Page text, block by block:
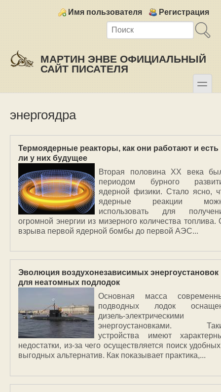
Login links
Имя пользователя Регистрация
МАРТИН ЭНВЕ ОФИЦИАЛЬНЫЙ
САЙТ ПИСАТЕЛЯ
toggle
энергоядра
Термоядерные реакторы, как они работают и есть
ли у них будущее
Вторая половина XX века
периодом бурного
ядерной физики. Стало ясно,
ядерные реакции
использовать для
огромной энергии из мизерного количества топлива.
взрыва первой ядерной бомбы до первой АЭС...
Эволюция воздухонезависимых энергоустановок
для неатомных подлодок
Основная масса
подводных лодок
дизель-электрическими
энергоустановками.
устройства имеют
недостатки, из-за чего осуществляется поиск
выгодных альтернатив. Как показывает практика,...